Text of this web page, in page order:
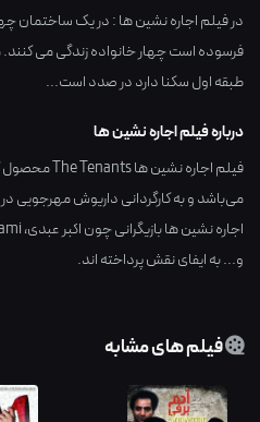
در فیلم اجاره نشین ها : در یک ساختمان
فرسوده است چهار خانواده زندگی می کنند.
طبقه اول سکنا دارد در صدد است...
درباره فیلم اجاره نشین ها
فیلم اجاره نشین ها The Tenants محصول کشور
می‌باشد و به کارگردانیداریوش مهرجویی
اجاره نشین ها بازیگرانی چوناکبر عبدی،
و... به ایفای نقش پرداخته اند.
فیلم های مشابه